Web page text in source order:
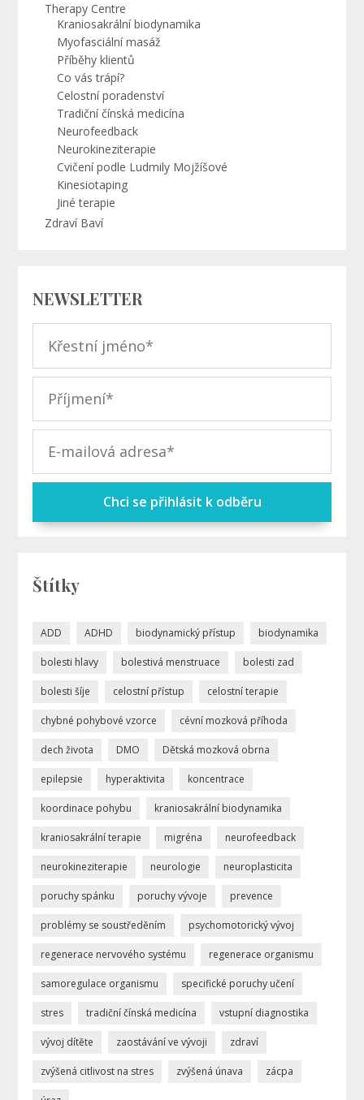
Therapy Centre
Kraniosakrální biodynamika
Myofasciální masáž
Příběhy klientů
Co vás trápí?
Celostní poradenství
Tradiční čínská medicína
Neurofeedback
Neurokineziterapie
Cvičení podle Ludmily Mojžíšové
Kinesiotaping
Jiné terapie
Zdraví Baví
NEWSLETTER
Chci se přihlásit k odběru
Štítky
ADD ADHD biodynamický přístup biodynamika
bolesti hlavy bolestivá menstruace bolesti zad
bolesti šíje celostní přístup celostní terapie
chybné pohybové vzorce cévní mozková příhoda
dech života DMO Dětská mozková obrna
epilepsie hyperaktivita koncentrace
koordinace pohybu kraniosakrální biodynamika
kraniosakrální terapie migréna neurofeedback
neurokineziterapie neurologie neuroplasticita
poruchy spánku poruchy vývoje prevence
problémy se soustředěním psychomotorický vývoj
regenerace nervového systému regenerace organismu
samoregulace organismu specifické poruchy učení
stres tradiční čínská medicína vstupní diagnostika
vývoj dítěte zaostávání ve vývoji zdraví
zvýšená citlivost na stres zvýšená únava zácpa